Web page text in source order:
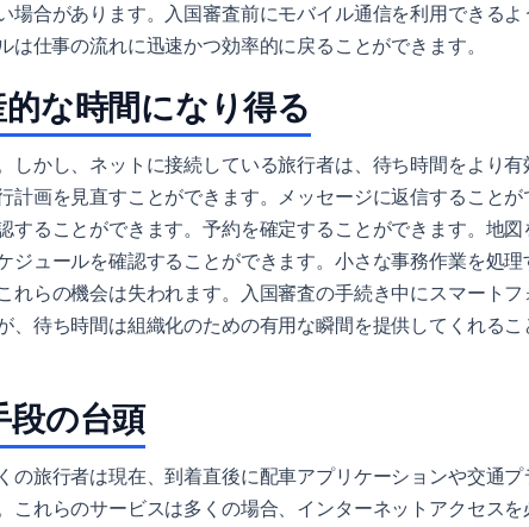
場合があります。入国審査前にモバイル通信を利用できるよ
仕事の流れに迅速かつ効率的に戻ることができます。
な時間になり得る
しかし、ネットに接続している旅行者は、待ち時間をより有
計画を見直すことができます。メッセージに返信することが
することができます。予約を確定することができます。地図
ジュールを確認することができます。小さな事務作業を処理
れらの機会は失われます。入国審査の手続き中にスマートフ
、待ち時間は組織化のための有用な瞬間を提供してくれるこ
段の台頭
の旅行者は現在、到着直後に配車アプリケーションや交通プ
これらのサービスは多くの場合、インターネットアクセスを